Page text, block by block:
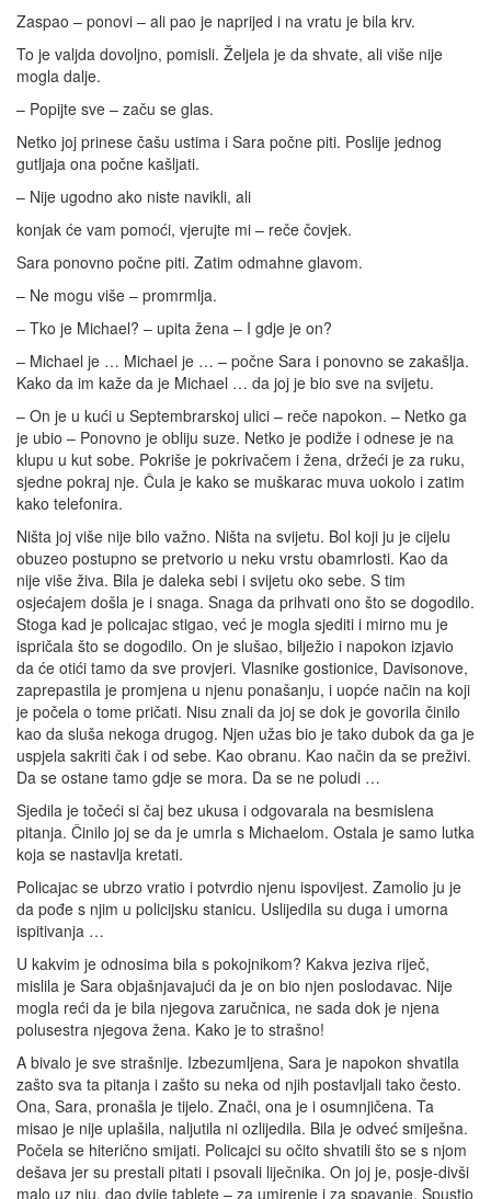
Zaspao – ponovi – ali pao je naprijed i na vratu je bila krv.
To je valjda dovoljno, pomisli. Željela je da shvate, ali više nije
mogla dalje.
– Popijte sve – začu se glas.
Netko joj prinese čašu ustima i Sara počne piti. Poslije jednog
gutljaja ona počne kašljati.
– Nije ugodno ako niste navikli, ali
konjak će vam pomoći, vjerujte mi – reče čovjek.
Sara ponovno počne piti. Zatim odmahne glavom.
– Ne mogu više – promrmlja.
– Tko je Michael? – upita žena – I gdje je on?
– Michael je … Michael je … – počne Sara i ponovno se zakašlja.
Kako da im kaže da je Michael … da joj je bio sve na svijetu.
– On je u kući u Septembrarskoj ulici – reče napokon. – Netko ga
je ubio – Ponovno je obliju suze. Netko je podiže i odnese je na
klupu u kut sobe. Pokriše je pokrivačem i žena, držeći je za ruku,
sjedne pokraj nje. Čula je kako se muškarac muva uokolo i zatim
kako telefonira.
Ništa joj više nije bilo važno. Ništa na svijetu. Bol koji ju je cijelu
obuzeo postupno se pretvorio u neku vrstu obamrlosti. Kao da
nije više živa. Bila je daleka sebi i svijetu oko sebe. S tim
osjećajem došla je i snaga. Snaga da prihvati ono što se dogodilo.
Stoga kad je policajac stigao, već je mogla sjediti i mirno mu je
ispričala što se dogodilo. On je slušao, bilježio i napokon izjavio
da će otići tamo da sve provjeri. Vlasnike gostionice, Davisonove,
zaprepastila je promjena u njenu ponašanju, i uopće način na koji
je počela o tome pričati. Nisu znali da joj se dok je govorila činilo
kao da sluša nekoga drugog. Njen užas bio je tako dubok da ga je
uspjela sakriti čak i od sebe. Kao obranu. Kao način da se preživi.
Da se ostane tamo gdje se mora. Da se ne poludi …
Sjedila je točeći si čaj bez ukusa i odgovarala na besmislena
pitanja. Činilo joj se da je umrla s Michaelom. Ostala je samo lutka
koja se nastavlja kretati.
Policajac se ubrzo vratio i potvrdio njenu ispovijest. Zamolio ju je
da pođe s njim u policijsku stanicu. Uslijedila su duga i umorna
ispitivanja …
U kakvim je odnosima bila s pokojnikom? Kakva jeziva riječ,
mislila je Sara objašnjavajući da je on bio njen poslodavac. Nije
mogla reći da je bila njegova zaručnica, ne sada dok je njena
polusestra njegova žena. Kako je to strašno!
A bivalo je sve strašnije. Izbezumljena, Sara je napokon shvatila
zašto sva ta pitanja i zašto su neka od njih postavljali tako često.
Ona, Sara, pronašla je tijelo. Znači, ona je i osumnjičena. Ta
misao je nije uplašila, naljutila ni ozlijedila. Bila je odveć smiješna.
Počela se hiterično smijati. Policajci su očito shvatili što se s njom
dešava jer su prestali pitati i psovali liječnika. On joj je, posje-divši
malo uz nju, dao dvije tablete – za umirenje i za spavanje. Spustio